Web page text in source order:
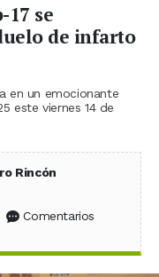
17 se
de infarto
en un emocionante
este viernes 14 de
Rincón
en Facebook
en X (Twitter)
en WhatsApp
Comentarios